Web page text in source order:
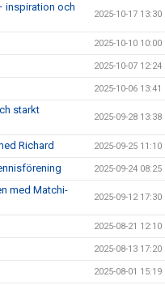
inspiration och
2025-10-17 13:30
2025-10-10 10:00
2025-10-07 12:24
2025-10-06 13:41
starkt
2025-09-28 13:38
Richard 2025-09-25 11:10
2025-09-24 08:25
med Matchi-
2025-09-12 17:30
2025-08-21 12:10
2025-08-13 17:20
2025-08-01 15:19